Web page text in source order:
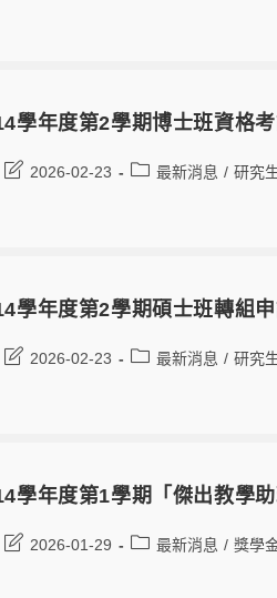
學年度第2學期博士班資格
2026-02-23 最新消息 / 研究
學年度第2學期碩士班轉組
2026-02-23 最新消息 / 研究
學年度第1學期「傑出教學
2026-01-29 最新消息 / 獎學